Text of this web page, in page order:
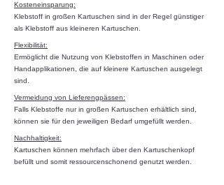
Kosteneinsparung:
Klebstoff in großen Kartuschen sind in der Regel günstiger
als Klebstoff aus kleineren Kartuschen.
Flexibilität:
Ermöglicht die Nutzung von Klebstoffen in Maschinen oder
Handapplikationen, die auf kleinere Kartuschen ausgelegt
sind.
Vermeidung von Lieferengpässen:
Falls Klebstoffe nur in großen Kartuschen erhältlich sind,
können sie für den jeweiligen Bedarf umgefüllt werden.
Nachhaltigkeit:
Kartuschen können mehrfach über den Kartuschenkopf
befüllt und somit ressourcenschonend genutzt werden.